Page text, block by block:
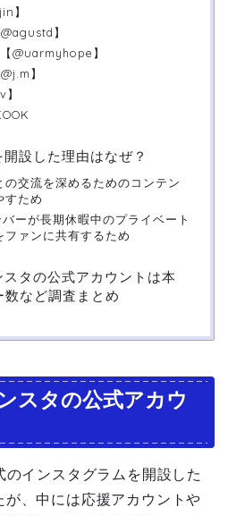
】
】
@uarmyhope】
】
設した理由はなぜ？
の交流を深めるためのコンテン
すため
バーが長期休暇中のプライベート
ファンに共有するため
タの公式アカウントは本
など調査まとめ
スタの公式アカウ
インスタグラムを開設した
が、中には応援アカウントや